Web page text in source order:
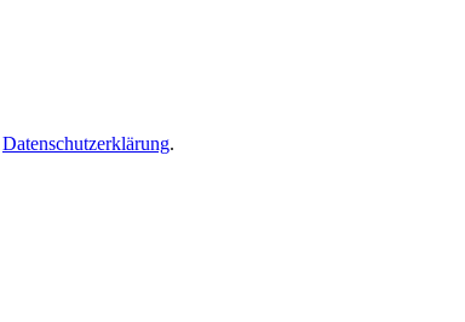
Datenschutzerklärung.